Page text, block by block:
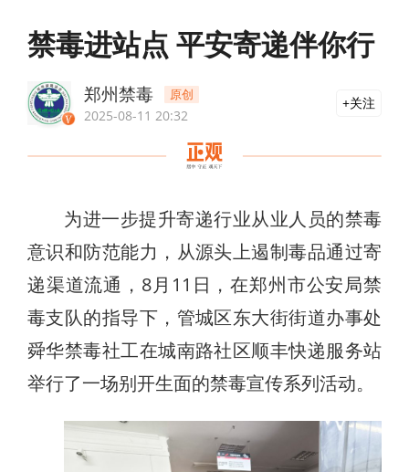
禁毒进站点 平安寄递伴你行
郑州禁毒 原创
2025-08-11 20:32
关注
为进一步提升寄递行业从业人员的禁毒
意识和防范能力，从源头上遏制毒品通过寄
递渠道流通，8月11日，在郑州市公安局禁
毒支队的指导下，管城区东大街街道办事处
舜华禁毒社工在城南路社区顺丰快递服务站
举行了一场别开生面的禁毒宣传系列活动。